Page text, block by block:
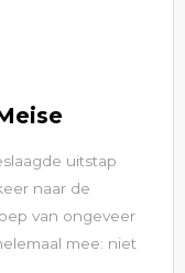
uitstap
naar de
van ongeveer
mee: niet